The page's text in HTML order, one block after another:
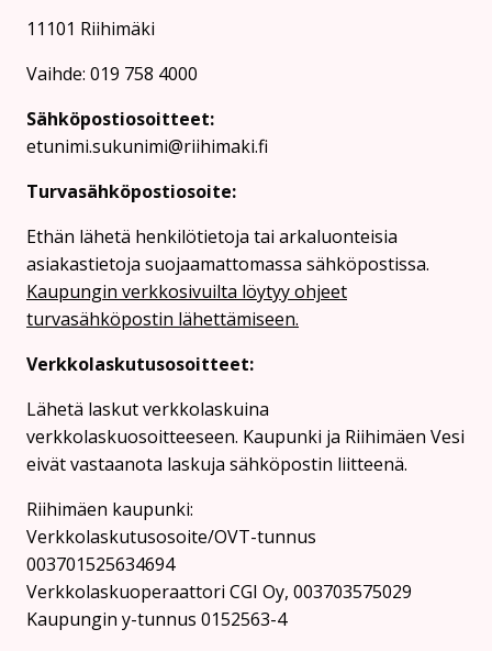
11101 Riihimäki
Vaihde: 019 758 4000
Sähköpostiosoitteet:
etunimi.sukunimi@riihimaki.fi
Turvasähköpostiosoite:
Ethän lähetä henkilötietoja tai arkaluonteisia
asiakastietoja suojaamattomassa sähköpostissa.
Kaupungin verkkosivuilta löytyy ohjeet
turvasähköpostin lähettämiseen.
Verkkolaskutusosoitteet:
Lähetä laskut verkkolaskuina
verkkolaskuosoitteeseen. Kaupunki ja Riihimäen Vesi
eivät vastaanota laskuja sähköpostin liitteenä.
Riihimäen kaupunki:
Verkkolaskutusosoite/OVT-tunnus
003701525634694
Verkkolaskuoperaattori CGI Oy, 003703575029
Kaupungin y-tunnus 0152563-4